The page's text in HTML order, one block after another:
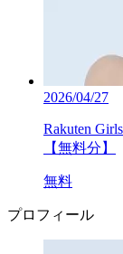
2026/04/27
Rakuten
【無料分】
無料
プロフィール